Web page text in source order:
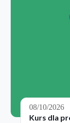
08/10/2026
Kurs dla